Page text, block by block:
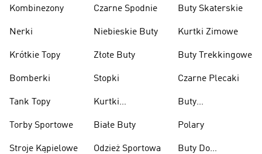
Kombinezony
Nerki
Krótkie Topy
Bomberki
Tank Topy
Torby Sportowe
Stroje Kąpielowe
Czarne Spodnie
Niebieskie Buty
Złote Buty
Stopki
Kurtki
Białe Buty
Odzież Sportowa
Buty Skaterskie
Kurtki Zimowe
Buty Trekkingowe
Czarne Plecaki
Buty
Polary
Buty Do